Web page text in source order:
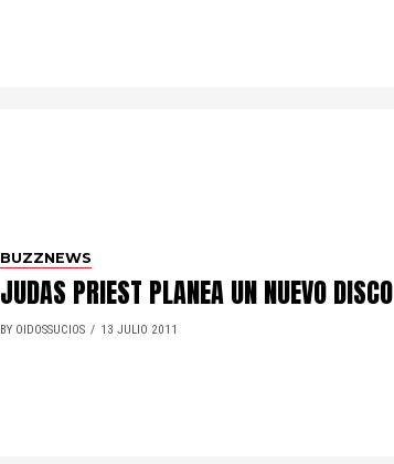
BUZZNEWS
JUDAS PRIEST PLANEA UN NUEVO DISCO
BY OIDOSSUCIOS 13 JULIO 2011